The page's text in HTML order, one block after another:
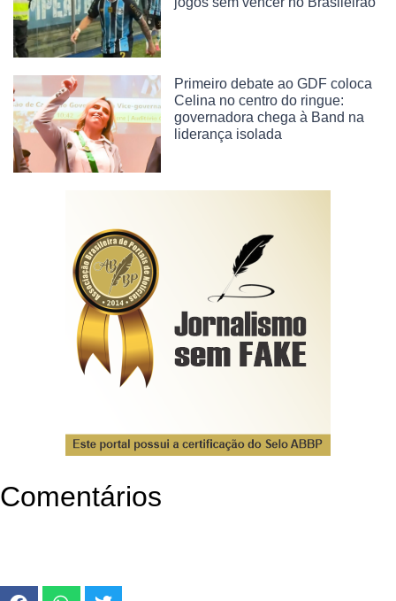
Primeiro debate ao GDF coloca
Celina no centro do ringue:
governadora chega à Band na
liderança isolada
Comentários